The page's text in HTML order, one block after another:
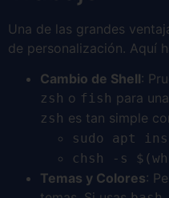
Una de las grandes
de personalización. Aquí
Cambio de Shell:
zsh o fish para
zsh es tan simple
sudo apt
chsh -s
Temas y Colores: